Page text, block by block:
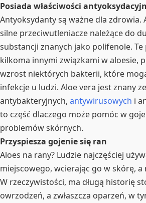
Posiada właściwości
Antyoksydanty są ważne dla zdrowia.
silne przeciwutleniacze należące do
substancji znanych jako polifenole.
kilkoma innymi związkami w aloesie,
wzrost niektórych bakterii, które
infekcje u ludzi. Aloe vera jest znany
antybakteryjnych, antywirusowych i
to część dlaczego może pomóc w
problemów skórnych.
Przyspiesza gojenie się ran
Aloes na rany? Ludzie najczęściej
miejscowego, wcierając go w skórę, a
W rzeczywistości, ma długą historię
owrzodzeń, a zwłaszcza oparzeń, w